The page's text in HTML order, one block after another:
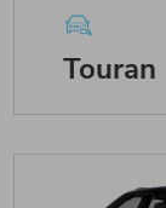
Touran